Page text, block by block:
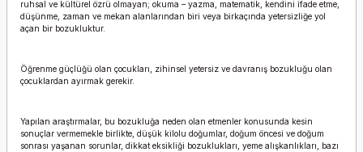
ruhsal ve kültürel özrü olmayan; okuma – yazma, matematik, kendini ifade etme,
düşünme, zaman ve mekan alanlarından biri veya birkaçında yetersizliğe yol
açan bir bozukluktur.
Öğrenme güçlüğü olan çocukları, zihinsel yetersiz ve davranış bozukluğu olan
çocuklardan ayırmak gerekir.
Yapılan araştırmalar, bu bozukluğa neden olan etmenler konusunda kesin
sonuçlar vermemekle birlikte, düşük kilolu doğumlar, doğum öncesi ve doğum
sonrası yaşanan sorunlar, dikkat eksikliği bozuklukları, yeme alışkanlıkları, bazı